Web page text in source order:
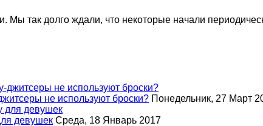
так долго ждали, что некоторые начали
не используют броски? Понедельник, 27 Март
девушек Среда, 18 Январь 2017